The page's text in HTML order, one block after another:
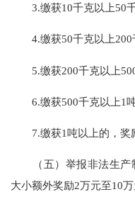
3.缴获10千克以上50千
4.缴获50千克以上200
5.缴获200千克以上500
6.缴获500千克以上1吨
7.缴获1吨以上的，奖励
（五）举报非法生产
大小额外奖励2万元至10万